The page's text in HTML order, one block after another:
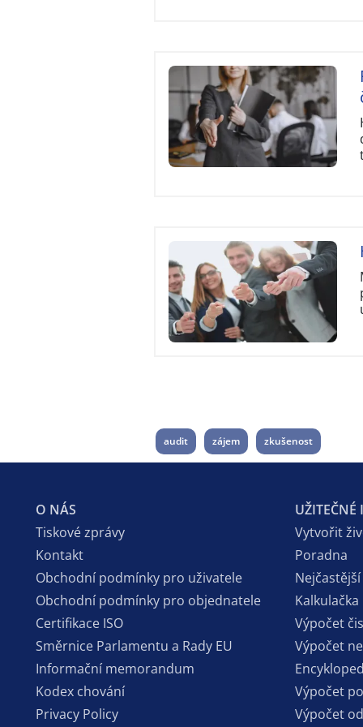
audit zájem zkušenost
O NÁS
Tiskové zprávy
Kontakt
Obchodní podmínky pro uživatele
Obchodní podmínky pro objednatele
Certifikace ISO
Směrnice Parlamentu a Rady EU
Informační memorandum
Kodex chování
Privacy Policy
UŽITEČNÉ
Vytvořit
Poradna
Výpočet
Výpočet
Výpočet
Výpočet